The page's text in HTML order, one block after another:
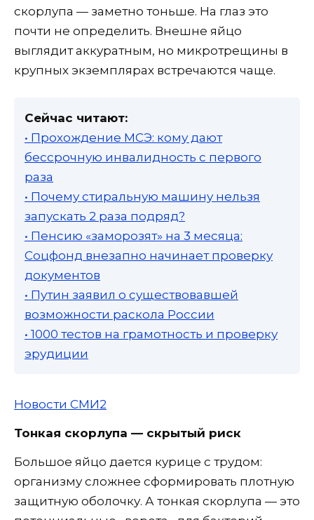
скорлупа — заметно тоньше. На глаз это
почти не определить. Внешне яйцо
выглядит аккуратным, но микротрещины в
крупных экземплярах встречаются чаще.
Сейчас читают:
• Прохождение МСЭ: кому дают
бессрочную инвалидность с первого
раза
• Почему стиральную машину нельзя
запускать 2 раза подряд?
• Пенсию «заморозят» на 3 месяца:
Соцфонд внезапно начинает проверку
документов
• Путин заявил о существовавшей
возможности раскола России
• 1000 тестов на грамотность и проверку
эрудиции
Новости СМИ2
Тонкая скорлупа — скрытый риск
Большое яйцо дается курице с трудом:
организму сложнее сформировать плотную
защитную оболочку. А тонкая скорлупа — это